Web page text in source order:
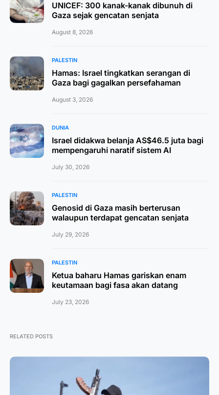
UNICEF: 300 kanak-kanak dibunuh di
Gaza sejak gencatan senjata
August 8, 2026
PALESTIN
Hamas: Israel tingkatkan serangan di
Gaza bagi gagalkan persefahaman
August 3, 2026
DUNIA
Israel didakwa belanja AS$46.5 juta bagi
mempengaruhi naratif sistem AI
July 30, 2026
PALESTIN
Genosid di Gaza masih berterusan
walaupun terdapat gencatan senjata
July 29, 2026
PALESTIN
Ketua baharu Hamas gariskan enam
keutamaan bagi fasa akan datang
July 23, 2026
RELATED POSTS